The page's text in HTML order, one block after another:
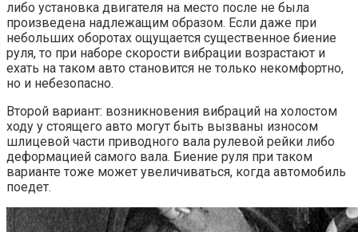
либо установка двигателя на место после не была
произведена надлежащим образом. Если даже при
небольших оборотах ощущается существенное биение
руля, то при наборе скорости вибрации возрастают и
ехать на таком авто становится не только некомфортно,
но и небезопасно.
Второй вариант: возникновения вибраций на холостом
ходу у стоящего авто могут быть вызваны износом
шлицевой части приводного вала рулевой рейки либо
деформацией самого вала. Биение руля при таком
варианте тоже может увеличиваться, когда автомобиль
поедет.